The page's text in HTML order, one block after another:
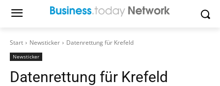
Start Newsticker Datenrettung für Krefeld
Newsticker
Datenrettung für Krefeld